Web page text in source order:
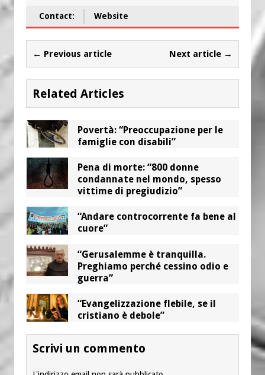
Contact: Website
← Previous article Next article →
Related Articles
Povertà: “Preoccupazione per le
famiglie con disabili”
Pena di morte: “800 donne
condannate nel mondo, spesso
vittime di pregiudizio”
“Andare controcorrente fa bene al
cuore”
“Gerusalemme è tranquilla.
Preghiamo perché cessino odio e
guerra”
“Evangelizzazione flebile, se il
cristiano è debole”
Scrivi un commento